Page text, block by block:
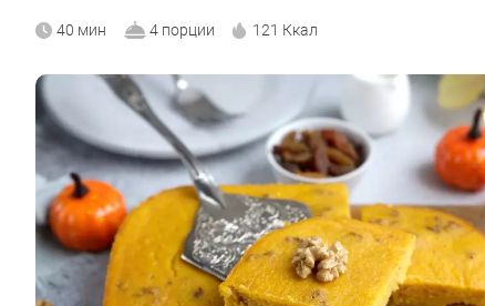
40 мин 4 порции 121 Ккал